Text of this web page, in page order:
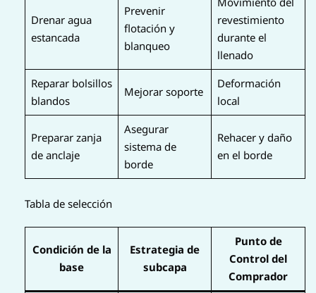
Drenar agua
estancada
Prevenir
flotación y
blanqueo
revestimiento
durante el
llenado
Reparar bolsillos
blandos
Mejorar soporte
Deformación
local
Preparar zanja
de anclaje
Asegurar
sistema de
borde
Rehacer y daño
en el borde
Tabla de selección
Condición de la
base
Estrategia de
subcapa
Punto de
Control del
Comprador